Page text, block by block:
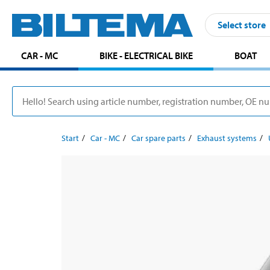
Select store
CAR - MC BIKE - ELECTRICAL BIKE BOAT
Start Car - MC Car spare parts Exhaust systems